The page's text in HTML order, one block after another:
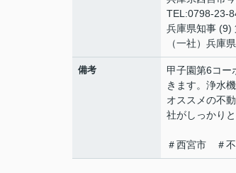
TEL:0798-23-
兵庫県知事 (9)
（一社）兵庫
備考
甲子園第6コー
きます。浄水
オススメの不
社がしっかり
＃西宮市 ＃